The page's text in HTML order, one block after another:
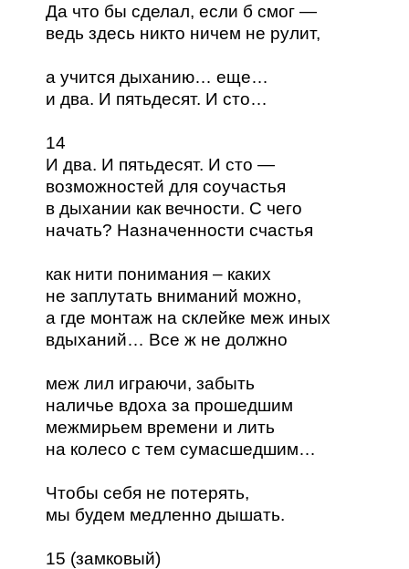
Да что бы сделал, если б смог —
ведь здесь никто ничем не рулит,
а учится дыханию… еще…
и два. И пятьдесят. И сто…
14
И два. И пятьдесят. И сто —
возможностей для соучастья
в дыхании как вечности. С чего
начать? Назначенности счастья
как нити понимания – каких
не заплутать вниманий можно,
а где монтаж на склейке меж иных
вдыханий… Все ж не должно
меж лил играючи, забыть
наличье вдоха за прошедшим
межмирьем времени и лить
на колесо с тем сумасшедшим…
Чтобы себя не потерять,
мы будем медленно дышать.
15 (замковый)